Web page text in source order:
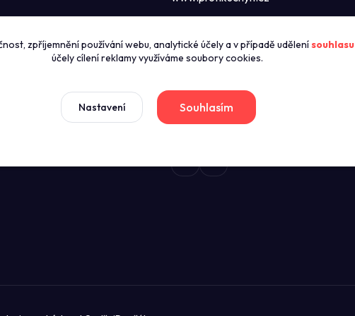
+420774421626
sales@profikuchyn.cz
zpříjemnění používání webu, analytické účely a v případě udělenísouhlasu
účely cílení reklamy využíváme soubory cookies.
Nastavení Souhlasím